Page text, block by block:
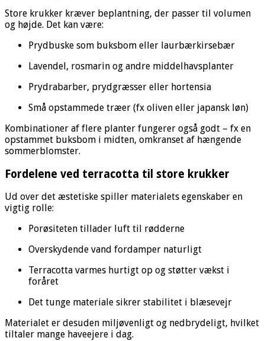
Store krukker kræver beplantning, der passer til volumen
og højde. Det kan være:
Prydbuske som buksbom eller laurbærkirsebær
Lavendel, rosmarin og andre middelhavsplanter
Prydrabarber, prydgræsser eller hortensia
Små opstammede træer (fx oliven eller japansk løn)
Kombinationer af flere planter fungerer også godt – fx en
opstammet buksbom i midten, omkranset af hængende
sommerblomster.
Fordelene ved terracotta til store krukker
Ud over det æstetiske spiller materialets egenskaber en
vigtig rolle:
Porøsiteten tillader luft til rødderne
Overskydende vand fordamper naturligt
Terracotta varmes hurtigt op og støtter vækst i
foråret
Det tunge materiale sikrer stabilitet i blæsevejr
Materialet er desuden miljøvenligt og nedbrydeligt, hvilket
tiltaler mange haveejere i dag.